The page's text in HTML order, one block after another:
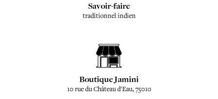
Savoir-faire
traditionnel indien
Boutique Jamini
10 rue du Château d'Eau, 75010